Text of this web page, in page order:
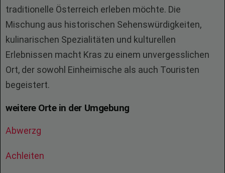
traditionelle Österreich erleben möchte. Die
Mischung aus historischen Sehenswürdigkeiten,
kulinarischen Spezialitäten und kulturellen
Erlebnissen macht Kras zu einem unvergesslichen
Ort, der sowohl Einheimische als auch Touristen
begeistert.
weitere Orte in der Umgebung
Abwerzg
Achleiten